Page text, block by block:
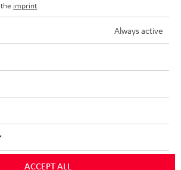
ist nicht im Lieferumfang enthalten. Etwaige
GmbH - All rights reserved.
Daten-Einstellungen
EU Data Act
imprint
Always active
ACCEPT ALL